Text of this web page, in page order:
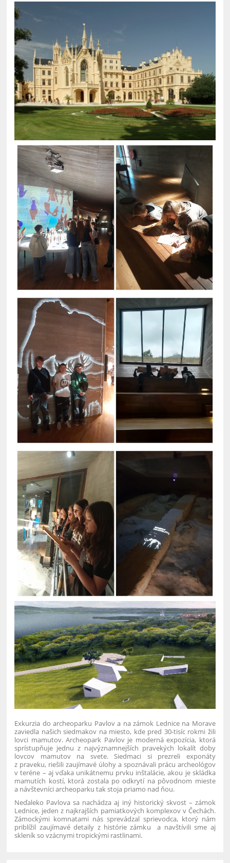
Exkurzia do archeoparku Pavlov a na zámok Lednice na Morave
zaviedla našich siedmakov na miesto, kde pred 30-tisíc rokmi žili
lovci mamutov. Archeopark Pavlov je moderná expozícia, ktorá
sprístupňuje jednu z najvýznamnejších pravekých lokalít doby
lovcov mamutov na svete. Siedmaci si prezreli exponáty
z praveku, riešili zaujímavé úlohy a spoznávali prácu archeológov
v teréne – aj vďaka unikátnemu prvku inštalácie, akou je skládka
mamutích kostí, ktorá zostala po odkrytí na pôvodnom mieste
a návštevníci archeoparku tak stoja priamo nad ňou.
Neďaleko Pavlova sa nachádza aj iný historický skvost – zámok
Lednice, jeden z najkrajších pamiatkových komplexov v Čechách.
Zámockými komnatami nás sprevádzal sprievodca, ktorý nám
priblížil zaujímavé detaily z histórie zámku a navštívili sme aj
skleník so vzácnymi tropickými rastlinami.